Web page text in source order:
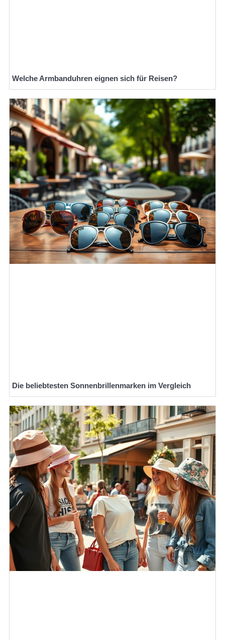
Welche Armbanduhren eignen sich für Reisen?
Die beliebtesten Sonnenbrillenmarken im Vergleich